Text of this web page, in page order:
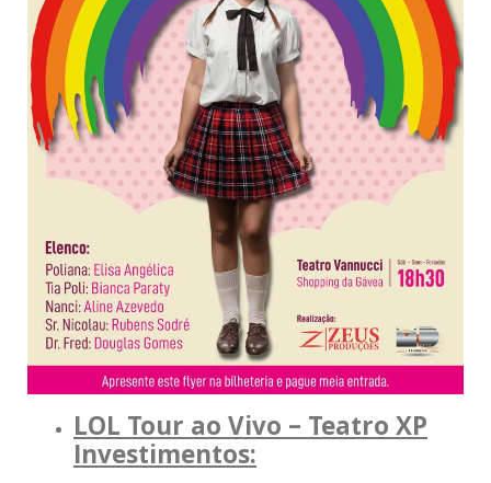
LOL Tour ao Vivo – TeatroXP
Investimentos: